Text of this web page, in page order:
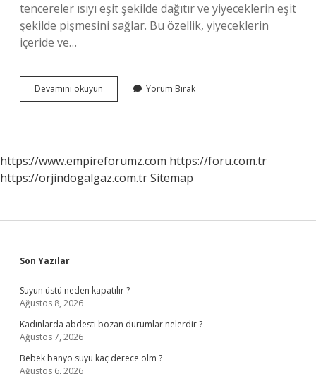
tencereler ısıyı eşit şekilde dağıtır ve yiyeceklerin eşit
şekilde pişmesini sağlar. Bu özellik, yiyeceklerin
içeride ve…
Devamını okuyun
Kaplama
Yorum Bırak
https://www.empireforumz.com https://foru.com.tr
https://orjindogalgaz.com.trSitemap
Sidebar
Son Yazılar
Suyun üstü neden kapatılır ?
Ağustos 8, 2026
Kadınlarda abdesti bozan durumlar nelerdir ?
Ağustos 7, 2026
Bebek banyo suyu kaç derece olm ?
Ağustos 6, 2026